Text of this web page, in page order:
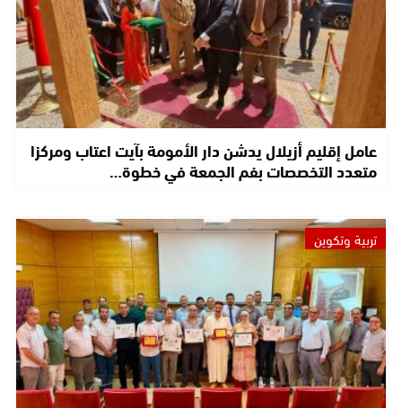
عامل إقليم أزيلال يدشن دار الأمومة بآيت اعتاب ومركزا
متعدد التخصصات بفم الجمعة في خطوة…
تربية وتكوين